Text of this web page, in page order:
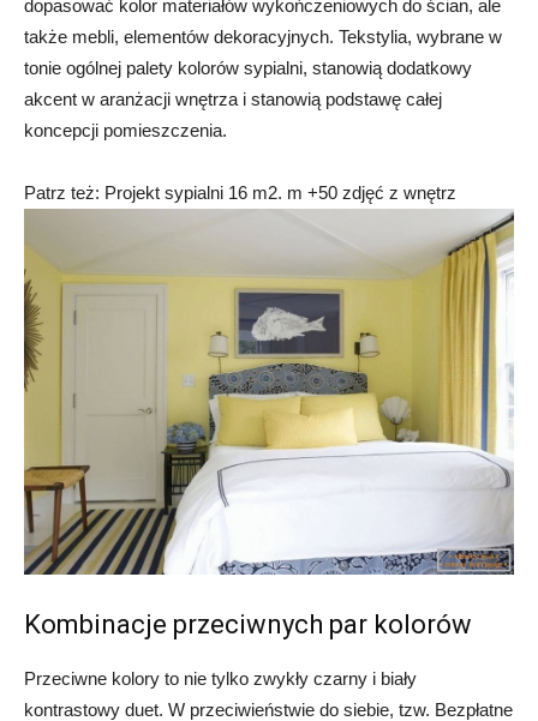
dopasować kolor materiałów wykończeniowych do ścian, ale
także mebli, elementów dekoracyjnych. Tekstylia, wybrane w
tonie ogólnej palety kolorów sypialni, stanowią dodatkowy
akcent w aranżacji wnętrza i stanowią podstawę całej
koncepcji pomieszczenia.
Patrz też: Projekt sypialni 16 m2. m +50 zdjęć z wnętrz
Kombinacje przeciwnych par kolorów
Przeciwne kolory to nie tylko zwykły czarny i biały
kontrastowy duet. W przeciwieństwie do siebie, tzw. Bezpłatne